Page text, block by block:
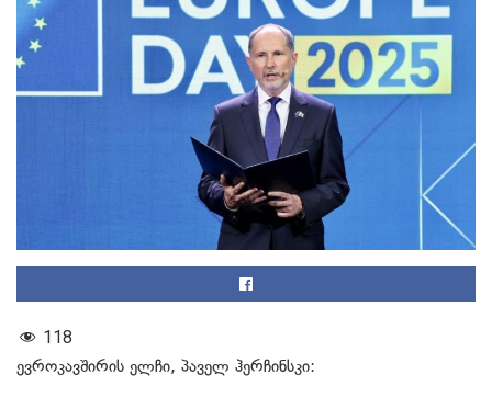
118
ევროკავშირის ელჩი, პაველ ჰერჩინსკი: